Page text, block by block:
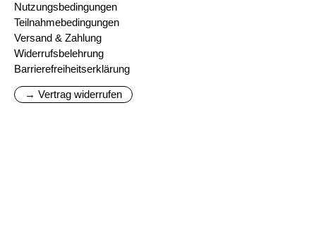
Nutzungsbedingungen
Teilnahmebedingungen
Versand & Zahlung
Widerrufsbelehrung
Barrierefreiheitserklärung
→ Vertrag widerrufen